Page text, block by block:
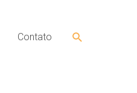
Contato Pesquisar